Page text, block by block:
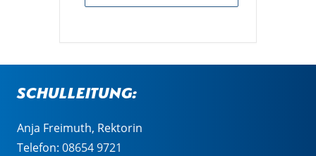
Schulleitung:
Anja Freimuth, Rektorin
Telefon: 08654 9721